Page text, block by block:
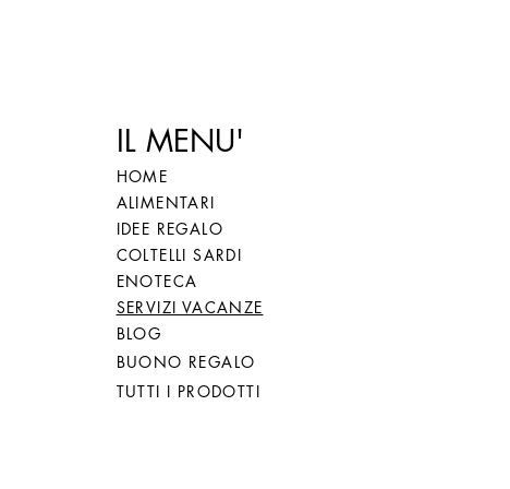
IL MENU'
HOME
ALIMENTARI
IDEE REGALO
COLTELLI SARDI
ENOTECA
SERVIZI VACANZE
BLOG
BUONO REGALO
TUTTI I PRODOTTI